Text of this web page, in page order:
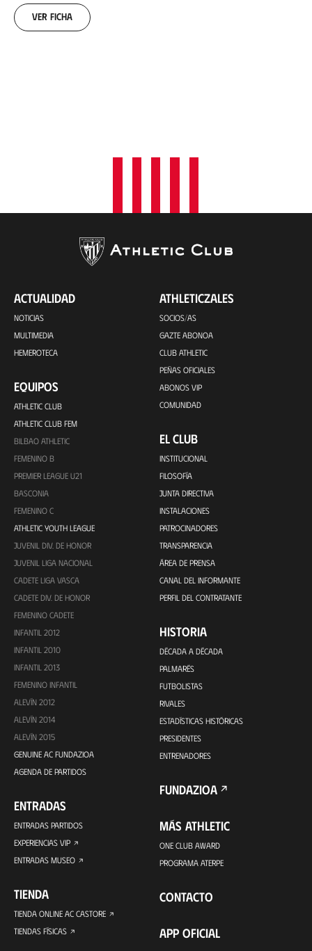
Ver ficha
ACTUALIDAD
NOTICIAS
MULTIMEDIA
HEMEROTECA
EQUIPOS
ATHLETIC CLUB
ATHLETIC CLUB FEM
BILBAO ATHLETIC
FEMENINO B
PREMIER LEAGUE U21
BASCONIA
FEMENINO C
ATHLETIC YOUTH LEAGUE
JUVENIL DIV. DE HONOR
JUVENIL LIGA NACIONAL
CADETE LIGA VASCA
CADETE DIV. DE HONOR
FEMENINO CADETE
INFANTIL 2012
INFANTIL 2010
INFANTIL 2013
FEMENINO INFANTIL
ALEVÍN 2012
ALEVÍN 2014
ALEVÍN 2015
GENUINE AC FUNDAZIOA
AGENDA DE PARTIDOS
ENTRADAS
ENTRADAS PARTIDOS
EXPERIENCIAS VIP
ENTRADAS MUSEO
TIENDA
TIENDA ONLINE AC CASTORE
TIENDAS FÍSICAS
ATHLETICZALES
SOCIOS/AS
GAZTE ABONOA
CLUB ATHLETIC
PEÑAS OFICIALES
ABONOS VIP
COMUNIDAD
EL CLUB
INSTITUCIONAL
FILOSOFÍA
JUNTA DIRECTIVA
INSTALACIONES
PATROCINADORES
TRANSPARENCIA
ÁREA DE PRENSA
CANAL DEL INFORMANTE
PERFIL DEL CONTRATANTE
HISTORIA
DÉCADA A DÉCADA
PALMARÉS
FUTBOLISTAS
RIVALES
ESTADÍSTICAS HISTÓRICAS
PRESIDENTES
ENTRENADORES
FUNDAZIOA
MÁS ATHLETIC
ONE CLUB AWARD
PROGRAMA ATERPE
CONTACTO
APP OFICIAL